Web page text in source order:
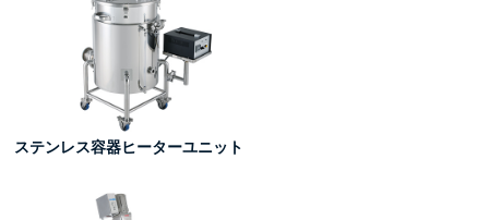
ステンレス容器ヒーターユニット